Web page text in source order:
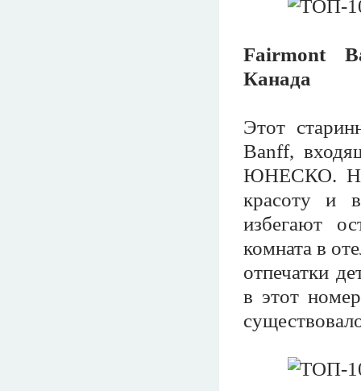
Fairmont
Канада
Этот
Banff,
ЮНЕСКО.
красоту и
избегают
комната в
отпечатки
в этот